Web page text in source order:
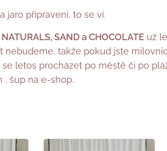
jaro připraveni, to se ví.
NATURALS, SAND a CHOCOLATE už
nebudeme, takže pokud jste
letos procházet po městě či po
, šup na e-shop.